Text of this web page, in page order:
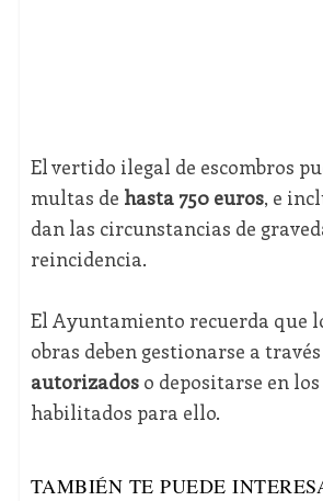
El vertido ilegal de escombros
multas de hasta 750 euros, e
dan las circunstancias de
reincidencia.
El Ayuntamiento recuerda que
obras deben gestionarse a través
autorizadoso depositarse en
habilitados para ello.
TAMBIÉN TE PUEDE